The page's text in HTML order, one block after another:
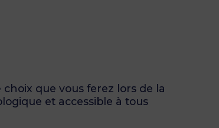
choix que vous ferez lors de la
et accessible à tous